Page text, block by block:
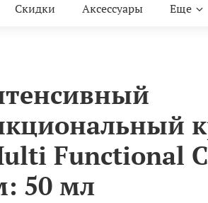
Скидки Аксессуары Еще
Functional
50 мл